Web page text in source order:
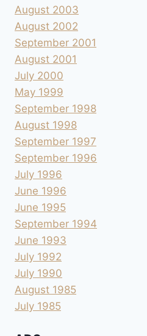
August 2003
August 2002
September 2001
August 2001
July 2000
May 1999
September 1998
August 1998
September 1997
September 1996
July 1996
June 1996
June 1995
September 1994
June 1993
July 1992
July 1990
August 1985
July 1985